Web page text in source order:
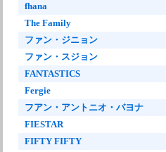
fhana
The Family
ファン・ジニョン
ファン・スジョン
FANTASTICS
Fergie
フアン・アントニオ・バヨナ
FIESTAR
FIFTY FIFTY